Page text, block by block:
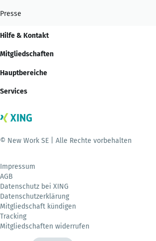
Presse
Hilfe & Kontakt
Mitgliedschaften
Hauptbereiche
Services
© New Work SE | Alle Rechte vorbehalten
Impressum
AGB
Datenschutz bei XING
Datenschutzerklärung
Mitgliedschaft kündigen
Tracking
Mitgliedschaften widerrufen